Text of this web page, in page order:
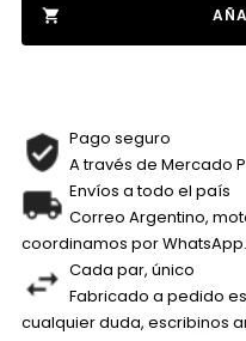

Pago seguro
A través de Mercado
Envíos a todo el país
Correo Argentino,
coordinamos por WhatsApp.
Cada par, único
Fabricado a pedido
cualquier duda, escribinos